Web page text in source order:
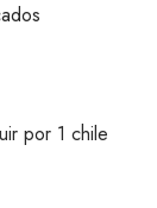
por 1 chile